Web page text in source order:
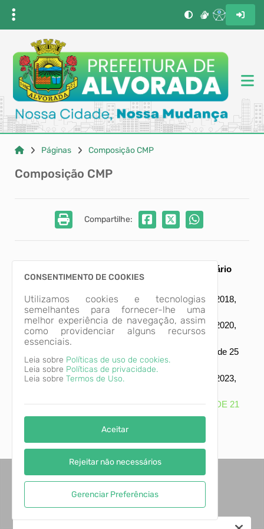
Páginas Composição CMP
Composição CMP
Compartilhe:
Composição do Conselho Municipal Previdenciário
Gestão 2018/2019 Portaria Municipal nº 642/2018,
de 14 de maço de 2018.
Gestão 2020/2021Portaria Municipal nº 750/2020,
de 19 de março de 2020.
Decreto Municipal nº 041, de 25
de março de 2022
Gestão 2023/2024Portaria Municipal nº 985/2023,
Gestão 2025/2026 LEI MUNICIPAL Nº 4038 DE 21
DE OUTUBRO DE 2024.
REQUISITOS PARA CONSELHEIROS
MUNICIPAIS DE PREVIDÊNCIA 2025
CONSENTIMENTO DE COOKIES
Utilizamos cookies e tecnologias
semelhantes para fornecer-lhe uma
melhor experiência de navegação, assim
como providenciar alguns recursos
essenciais.
Leia sobre Políticas de uso de cookies.
Leia sobre Políticas de privacidade.
Leia sobre Termos de Uso.
Aceitar
Rejeitar não necessários
Gerenciar Preferências